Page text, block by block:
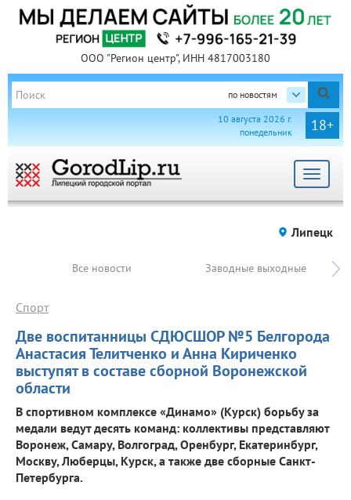
ООО "Регион центр", ИНН 4817003180
по новостям
18+
10 августа 2026 г.
понедельник
Toggle
Липецк
Все новости Заводные выходные
Две воспитанницы СДЮСШОР №5 Белгорода
Анастасия Телитченко и Анна Кириченко
выступят в составе сборной Воронежской
области
Спорт
В спортивном комплексе «Динамо» (Курск) борьбу за
медали ведут десять команд: коллективы представляют
Воронеж, Самару, Волгоград, Оренбург, Екатеринбург,
Москву, Люберцы, Курск, а также две сборные Санкт-
Петербурга.